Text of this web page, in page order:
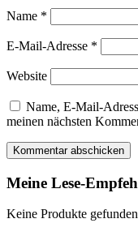
Name *
E-Mail-Adresse *
Website
Name, E-Mail-
meinen nächsten
Meine Lese-
Keine Produkte